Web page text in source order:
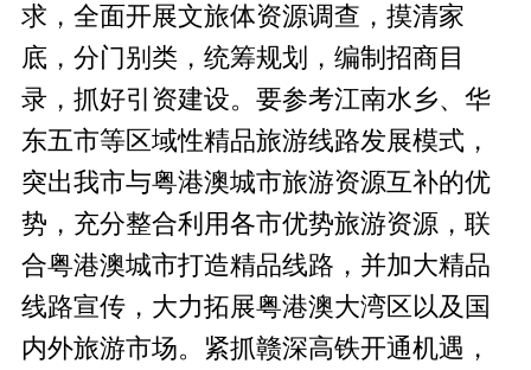
求，全面开展文旅体资源调查，摸清家
底，分门别类，统筹规划，编制招商目
录，抓好引资建设。要参考江南水乡、华
东五市等区域性精品旅游线路发展模式，
突出我市与粤港澳城市旅游资源互补的优
势，充分整合利用各市优势旅游资源，联
合粤港澳城市打造精品线路，并加大精品
线路宣传，大力拓展粤港澳大湾区以及国
内外旅游市场。紧抓赣深高铁开通机遇，